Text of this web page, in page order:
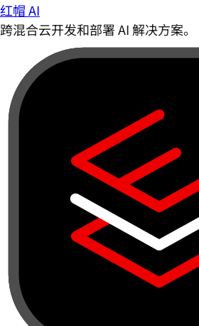
红帽 AI
跨混合云开发和部署 AI 解决方案。